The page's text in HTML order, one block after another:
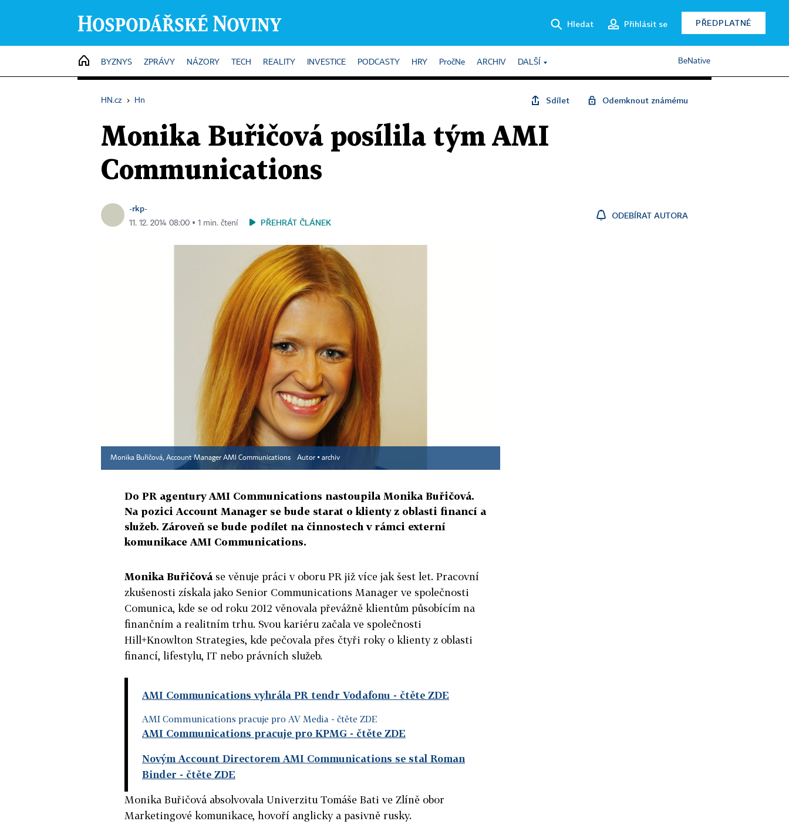
Hledat Přihlásit se PŘEDPLATNÉ
HOME
BYZNYS ZPRÁVY NÁZORY TECH REALITY INVESTICE PODCASTY HRY PročNe ARCHIV DALŠÍ BeNative
HN.cz › Hn Sdílet Odemknout známému
Monika Buřičová posílila tým AMI
Communications
-rkp-
11. 12. 2014 08:00 ▪ 1 min. čtení PŘEHRÁT ČLÁNEK
ODEBÍRAT AUTORA
Monika Buřičová, Account Manager AMI Communications Autor ▪ archiv
Do PR agentury AMI Communications nastoupila Monika Buřičová.
Na pozici Account Manager se bude starat o klienty z oblasti financí a
služeb. Zároveň se bude podílet na činnostech v rámci externí
komunikace AMI Communications.
Monika Buřičováse věnuje práci v oboru PR již více jak šest let. Pracovní
zkušenosti získala jako Senior Communications Manager ve společnosti
Comunica, kde se od roku 2012 věnovala převážně klientům působícím na
finančním a realitním trhu. Svou kariéru začala ve společnosti
Hill+Knowlton Strategies, kde pečovala přes čtyři roky o klienty z oblasti
financí, lifestylu, IT nebo právních služeb.
AMI Communications vyhrála PR tendr Vodafonu - čtěte ZDE
AMI Communications pracuje pro AV Media - čtěte ZDE
AMI Communications pracuje pro KPMG - čtěte ZDE
Novým Account Directorem AMI Communications se stal Roman
Binder - čtěte ZDE
Monika Buřičová absolvovala Univerzitu Tomáše Bati ve Zlíně obor
Marketingové komunikace, hovoří anglicky a pasivně rusky.